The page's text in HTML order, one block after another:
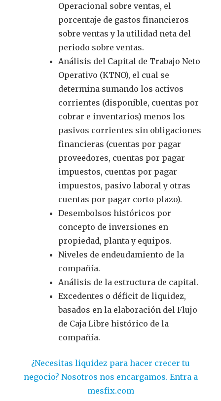
Operacional sobre ventas, el
porcentaje de gastos financieros
sobre ventas y la utilidad neta del
periodo sobre ventas.
Análisis del Capital de Trabajo Neto
Operativo (KTNO), el cual se
determina sumando los activos
corrientes (disponible, cuentas por
cobrar e inventarios) menos los
pasivos corrientes sin obligaciones
financieras (cuentas por pagar
proveedores, cuentas por pagar
impuestos, cuentas por pagar
impuestos, pasivo laboral y otras
cuentas por pagar corto plazo).
Desembolsos históricos por
concepto de inversiones en
propiedad, planta y equipos.
Niveles de endeudamiento de la
compañía.
Análisis de la estructura de capital.
Excedentes o déficit de liquidez,
basados en la elaboración del Flujo
de Caja Libre histórico de la
compañía.
¿Necesitas liquidez para hacer crecer tu
negocio? Nosotros nos encargamos. Entra a
mesfix.com